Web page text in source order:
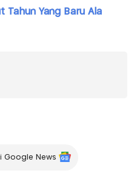
Tahun Yang Baru Ala
Google News